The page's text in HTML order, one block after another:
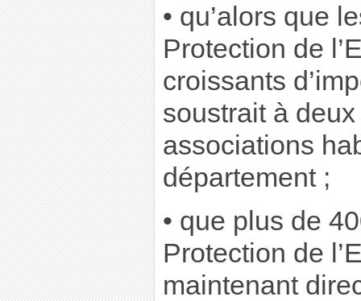
• qu’alors que
Protection de
croissants
soustrait à
associations
département ;
• que plus de
Protection de
maintenant